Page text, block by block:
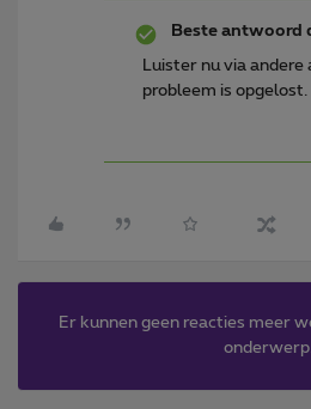
Beste antwoord
Luister nu via andere
probleem is opgelost.
Er kunnen geen reacties meer
onderwerp.